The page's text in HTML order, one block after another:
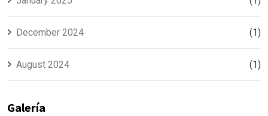
December 2024 (1)
August 2024 (1)
Galería